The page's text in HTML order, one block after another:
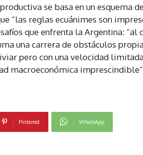
se basa en un esquema
“las reglas ecuánimes son
que enfrenta la Argentina: “al
una carrera de obstáculos
pero con una velocidad
macroeconómica
Pinterest WhatsApp